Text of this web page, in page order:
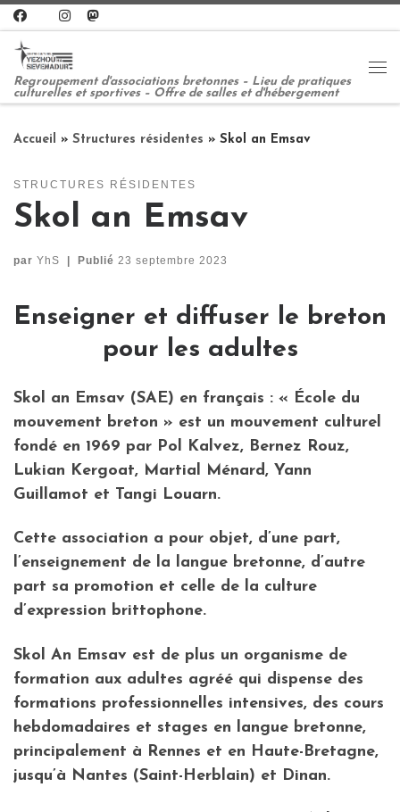
Passer au contenu
Regroupement d'associations bretonnes – Lieu de pratiques
culturelles et sportives – Offre de salles et d'hébergement
Accueil » Structures résidentes » Skol an Emsav
STRUCTURES RÉSIDENTES
Skol an Emsav
par YhS Publié 23 septembre 2023
Enseigner et diffuser le breton
pour les adultes
Skol an Emsav (SAE) en français : « École du
mouvement breton » est un mouvement culturel
fondé en 1969 par Pol Kalvez, Bernez Rouz,
Lukian Kergoat, Martial Ménard, Yann
Guillamot et Tangi Louarn.
Cette association a pour objet, d’une part,
l’enseignement de la langue bretonne, d’autre
part sa promotion et celle de la culture
d’expression brittophone.
Skol An Emsav est de plus un organisme de
formation aux adultes agréé qui dispense des
formations professionnelles intensives, des cours
hebdomadaires et stages en langue bretonne,
principalement à Rennes et en Haute-Bretagne,
jusqu’à Nantes (Saint-Herblain) et Dinan.